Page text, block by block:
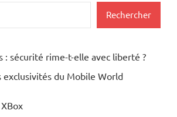
Rechercher
: sécurité rime-t-elle avec liberté ?
exclusivités du Mobile World